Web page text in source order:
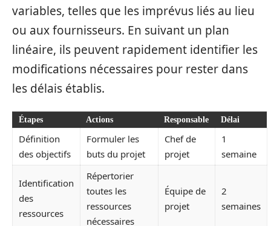
variables, telles que les imprévus liés au lieu
ou aux fournisseurs. En suivant un plan
linéaire, ils peuvent rapidement identifier les
modifications nécessaires pour rester dans
les délais établis.
Étapes Actions Responsable Délai
Définition
des objectifs
Formuler les
buts du projet
Chef de
projet
1
semaine
Identification
des
ressources
Répertorier
toutes les
ressources
nécessaires
Équipe de
projet
2
semaines